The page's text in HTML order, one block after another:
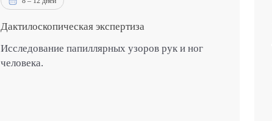
Дактилоскопическая экспертиза
Исследование папиллярных узоров рук и ног
человека.